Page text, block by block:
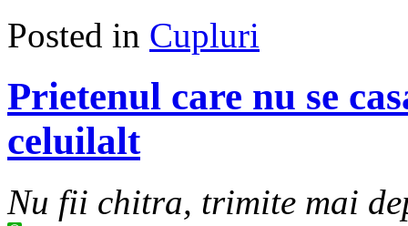
Posted in Cupluri
Prietenul care nu se
celuilalt
Nu fii chitra, trimite mai